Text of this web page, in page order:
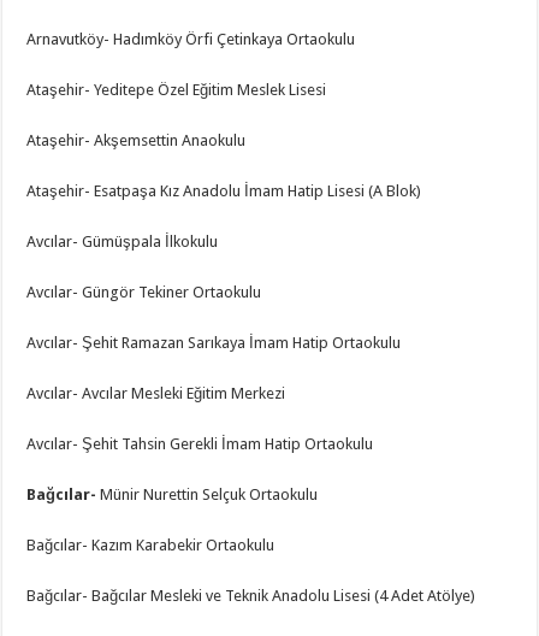
Arnavutköy- Hadımköy Örfi Çetinkaya Ortaokulu
Ataşehir- Yeditepe Özel Eğitim Meslek Lisesi
Ataşehir- Akşemsettin Anaokulu
Ataşehir- Esatpaşa Kız Anadolu İmam Hatip Lisesi (A Blok)
Avcılar- Gümüşpala İlkokulu
Avcılar- Güngör Tekiner Ortaokulu
Avcılar- Şehit Ramazan Sarıkaya İmam Hatip Ortaokulu
Avcılar- Avcılar Mesleki Eğitim Merkezi
Avcılar- Şehit Tahsin Gerekli İmam Hatip Ortaokulu
Bağcılar- Münir Nurettin Selçuk Ortaokulu
Bağcılar- Kazım Karabekir Ortaokulu
Bağcılar- Bağcılar Mesleki ve Teknik Anadolu Lisesi (4 Adet Atölye)